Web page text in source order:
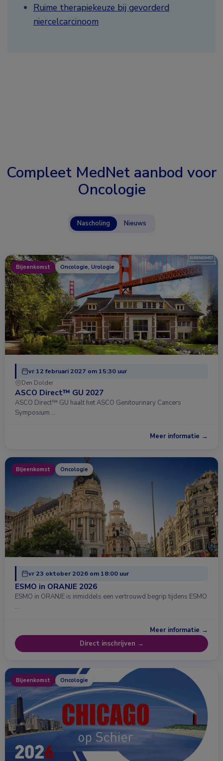
Ruime therapiekeuze bij gevorderd
niercelcarcinoom
Compleet MedNet aanbod voor
Oncologie
Nascholing Nieuws
Bijeenkomst Oncologie, Urologie
vr 12 februari 2027 om 15:30 uur
Den Dolder
ASCO Direct™ GU 2027
ASCO Direct™ GU haalt het ASCO Genitourinary Cancers
Symposium …
Meer informatie →
Bijeenkomst Oncologie
vr 23 oktober 2026 om 18:00 uur
ESMO in ORANJE 2026
ESMO in ORANJE is inmiddels een vertrouwd begrip tijdens ESMO
…
Meer informatie →
Direct inschrijven →
Bijeenkomst Oncologie